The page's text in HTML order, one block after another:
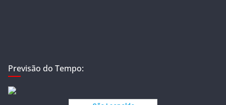
Previsão do Tempo: